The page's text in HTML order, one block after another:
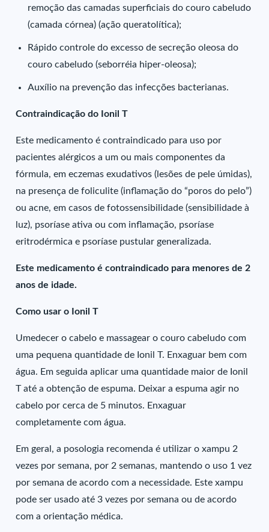
remoção das camadas superficiais do couro cabeludo
(camada córnea) (ação queratolítica);
Rápido controle do excesso de secreção oleosa do
couro cabeludo (seborréia hiper-oleosa);
Auxílio na prevenção das infecções bacterianas.
Contraindicação do Ionil T
Este medicamento é contraindicado para uso por
pacientes alérgicos a um ou mais componentes da
fórmula, em eczemas exudativos (lesões de pele úmidas),
na presença de foliculite (inflamação do “poros do pelo”)
ou acne, em casos de fotossensibilidade (sensibilidade à
luz), psoríase ativa ou com inflamação, psoríase
eritrodérmica e psoríase pustular generalizada.
Este medicamento é contraindicado para menores de 2
anos de idade.
Como usar o Ionil T
Umedecer o cabelo e massagear o couro cabeludo com
uma pequena quantidade de Ionil T. Enxaguar bem com
água. Em seguida aplicar uma quantidade maior de Ionil
T até a obtenção de espuma. Deixar a espuma agir no
cabelo por cerca de 5 minutos. Enxaguar
completamente com água.
Em geral, a posologia recomenda é utilizar o xampu 2
vezes por semana, por 2 semanas, mantendo o uso 1 vez
por semana de acordo com a necessidade. Este xampu
pode ser usado até 3 vezes por semana ou de acordo
com a orientação médica.